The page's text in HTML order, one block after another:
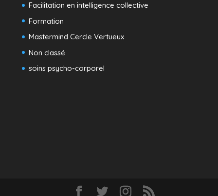
Facilitation en intelligence collective
Formation
Mastermind Cercle Vertueux
Non classé
soins psycho-corporel